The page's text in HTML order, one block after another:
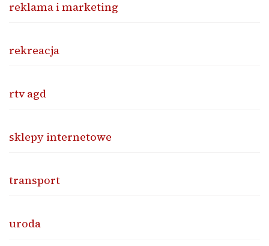
reklama i marketing
rekreacja
rtv agd
sklepy internetowe
transport
uroda